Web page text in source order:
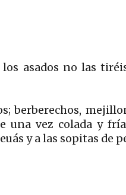
asados no las
berberechos,
una vez colada y
y a las sopitas de